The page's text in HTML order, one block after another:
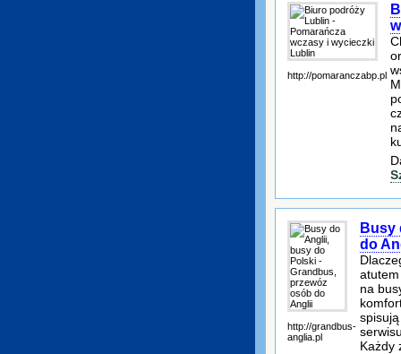
http://pomaranczabp.pl
http://grandbus-
anglia.pl
Busy
do
na
Każdy